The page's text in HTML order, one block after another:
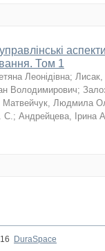
Том 1
Леонідівна;
Володимирович;
Матвейчук, Людмила
С.; Андрейцева, Ірина
DuraSpace